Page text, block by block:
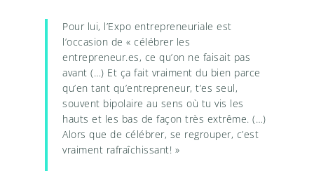
Pour lui, l’Expo entrepreneuriale est
l’occasion de « célébrer les
entrepreneur.es, ce qu’on ne faisait pas
avant (…) Et ça fait vraiment du bien parce
qu’en tant qu’entrepreneur, t’es seul,
souvent bipolaire au sens où tu vis les
hauts et les bas de façon très extrême. (…)
Alors que de célébrer, se regrouper, c’est
vraiment rafraîchissant! »